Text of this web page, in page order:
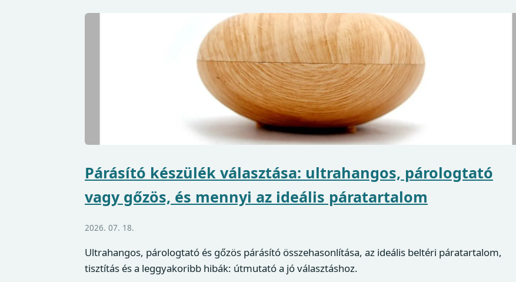
Párásító készülék választása: ultrahangos, párologtató
vagy gőzös, és mennyi az ideális páratartalom
2026. 07. 18.
Ultrahangos, párologtató és gőzös párásító összehasonlítása, az ideális beltéri páratartalom,
tisztítás és a leggyakoribb hibák: útmutató a jó választáshoz.